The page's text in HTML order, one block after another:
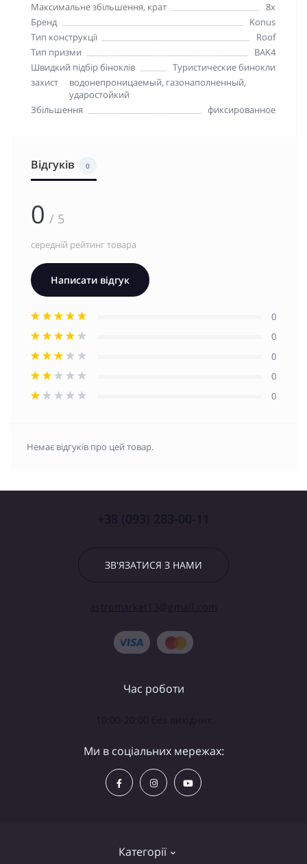
Максимальне збільшення, крат
8x
Бренд
Konus
Тип конструкції
Roof
Тип призми
BAK4
Швидкий підбір біноклів
Туристические бинокли
захист
водонепроницаемый, газонаполненный,
ударостойкий
Збільшення
фиксированное
Відгуків 0
0 / 5
середній рейтинг товара
Написати відгук
0
0
0
0
0
Немає відгуків про цей товар.
ЗВ'ЯЗАТИСЯ З НАМИ
Категорії
Час роботи
Ми в соціальних мережах: